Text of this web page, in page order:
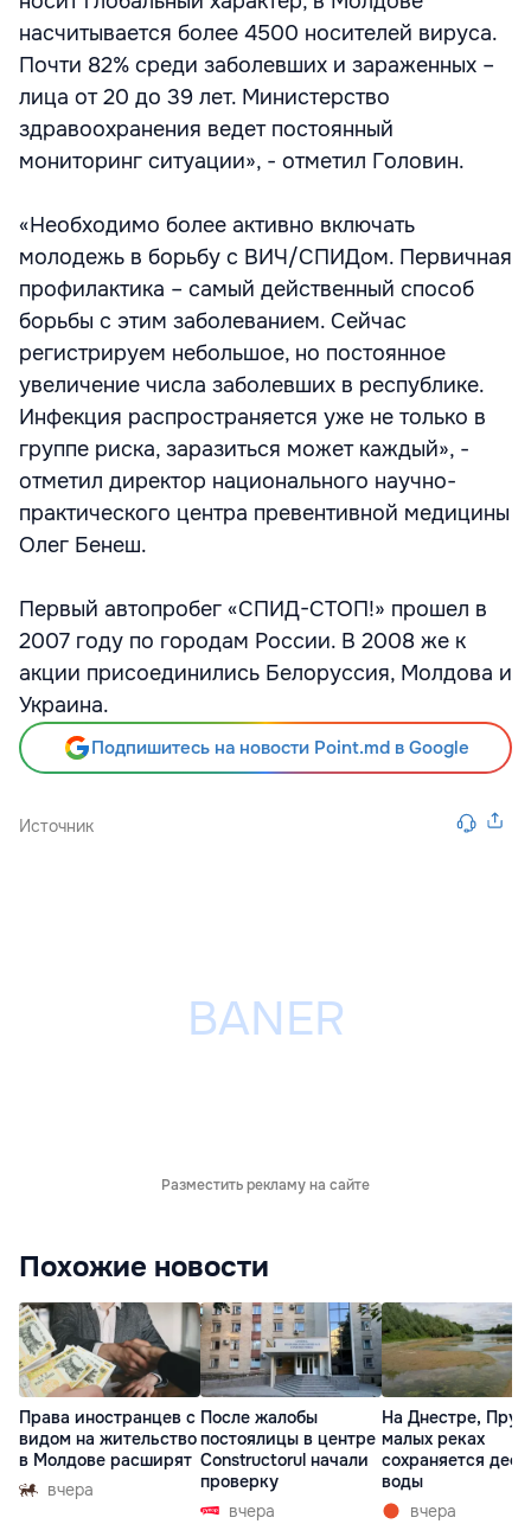
насчитывается более 4500 носителей вируса.
Почти 82% среди заболевших и зараженных –
лица от 20 до 39 лет. Министерство
здравоохранения ведет постоянный
мониторинг ситуации», - отметил Головин.
«Необходимо более активно включать
молодежь в борьбу с ВИЧ/СПИДом. Первичная
профилактика – самый действенный способ
борьбы с этим заболеванием. Сейчас
регистрируем небольшое, но постоянное
увеличение числа заболевших в республике.
Инфекция распространяется уже не только в
группе риска, заразиться может каждый», -
отметил директор национального научно-
практического центра превентивной медицины
Олег Бенеш.
Первый автопробег «СПИД-СТОП!» прошел в
2007 году по городам России. В 2008 же к
акции присоединились Белоруссия, Молдова и
Украина.
Подпишитесь на новости Point.md в Google
Источник
Разместить рекламу на сайте
Похожие новости
Права иностранцев с
видом на жительство
в Молдове расширят
вчера
После жалобы
постоялицы в центре
Constructorul начали
проверку
вчера
На Днестре,
малых реках
сохраняется
воды
вчера